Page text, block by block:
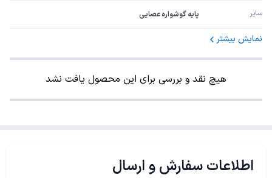
سایر پایه گوشواره عصایی
نمایش بیشتر
هیچ نقد و بررسی برای این محصول یافت نشد
اطلاعات سفارش و ارسال